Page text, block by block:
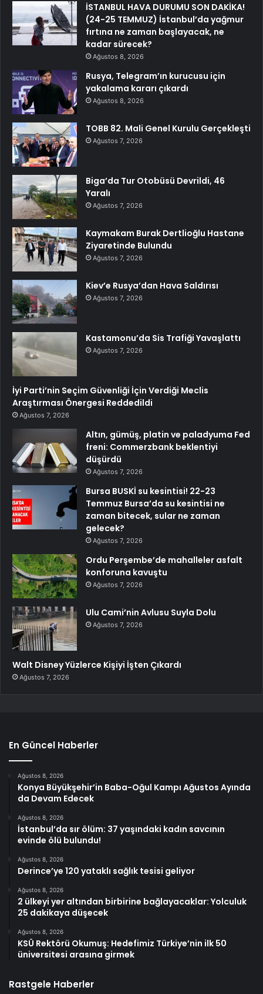
İSTANBUL HAVA DURUMU SON DAKİKA!
(24-25 TEMMUZ) İstanbul’da yağmur
fırtına ne zaman başlayacak, ne
kadar sürecek?
Ağustos 8, 2026
Rusya, Telegram’ın kurucusu için
yakalama kararı çıkardı
Ağustos 8, 2026
TOBB 82. Mali Genel Kurulu Gerçekleşti
Ağustos 7, 2026
Biga’da Tur Otobüsü Devrildi, 46
Yaralı
Ağustos 7, 2026
Kaymakam Burak Dertlioğlu Hastane
Ziyaretinde Bulundu
Ağustos 7, 2026
Kiev’e Rusya’dan Hava Saldırısı
Ağustos 7, 2026
Kastamonu’da Sis Trafiği Yavaşlattı
Ağustos 7, 2026
İyi Parti’nin Seçim Güvenliği İçin Verdiği Meclis
Araştırması Önergesi Reddedildi
Ağustos 7, 2026
Altın, gümüş, platin ve paladyuma Fed
freni: Commerzbank beklentiyi
düşürdü
Ağustos 7, 2026
Bursa BUSKİ su kesintisi! 22-23
Temmuz Bursa’da su kesintisi ne
zaman bitecek, sular ne zaman
gelecek?
Ağustos 7, 2026
Ordu Perşembe’de mahalleler asfalt
konforuna kavuştu
Ağustos 7, 2026
Ulu Cami’nin Avlusu Suyla Dolu
Ağustos 7, 2026
Walt Disney Yüzlerce Kişiyi İşten Çıkardı
Ağustos 7, 2026
En Güncel Haberler
Ağustos 8, 2026
Konya Büyükşehir’in Baba-Oğul Kampı Ağustos Ayında
da Devam Edecek
Ağustos 8, 2026
İstanbul’da sır ölüm: 37 yaşındaki kadın savcının
evinde ölü bulundu!
Ağustos 8, 2026
Derince’ye 120 yataklı sağlık tesisi geliyor
Ağustos 8, 2026
2 ülkeyi yer altından birbirine bağlayacaklar: Yolculuk
25 dakikaya düşecek
Ağustos 8, 2026
KSÜ Rektörü Okumuş: Hedefimiz Türkiye’nin ilk 50
üniversitesi arasına girmek
Rastgele Haberler